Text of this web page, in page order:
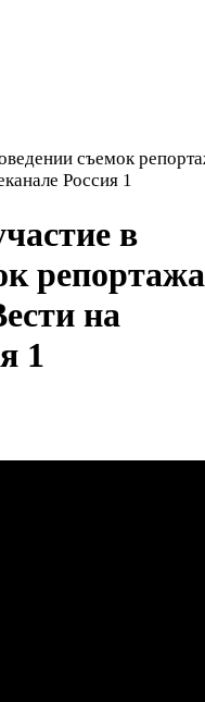
съемок
Россия 1
в
репортажа
на
1